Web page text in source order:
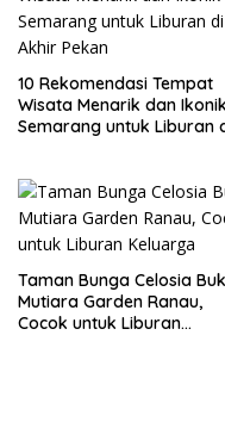
10 Rekomendasi Tempat
Wisata Menarik dan
Semarang untuk Liburan
Taman Bunga Celosia
Mutiara Garden Ranau,
Cocok untuk Liburan